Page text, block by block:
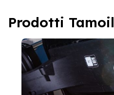
Prodotti Tamoil